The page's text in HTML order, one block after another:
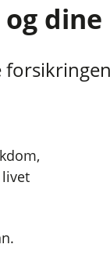
dine